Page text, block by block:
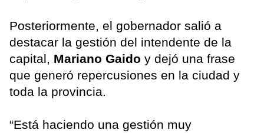
Posteriormente, el gobernador salió a
destacar la gestión del intendente de la
capital, Mariano Gaido y dejó una frase
que generó repercusiones en la ciudad y
toda la provincia.
“Está haciendo una gestión muy